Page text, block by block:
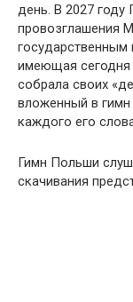
день. В 2027 году
провозглашения
имеющая сегодня
собрала своих
вложенный в гимн
каждого его
Гимн Польши
скачивания